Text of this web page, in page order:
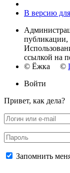
В версию
публикации,
ссылкой на
© Ёжка ©
Войти
Привет, как дела?
Запомнить